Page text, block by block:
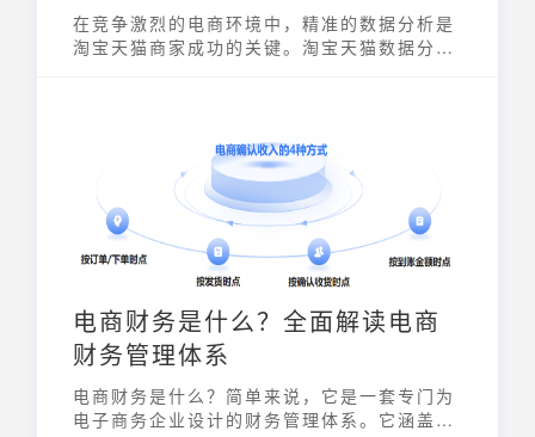
在竞争激烈的电商环境中，精准的数据分析是
淘宝天猫商家成功的关键。淘宝天猫数据分析
为、商品表现、竞争对手情况，从而制定更科
电商财务是什么？全面解读电商
财务管理体系
电商财务是什么？简单来说，它是一套专门为
电子商务企业设计的财务管理体系。它涵盖了